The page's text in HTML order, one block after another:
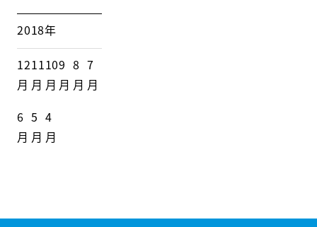
2018年
12
月
11
月
10
月
9
月
8
月
7
月
6
月
5
月
4
月